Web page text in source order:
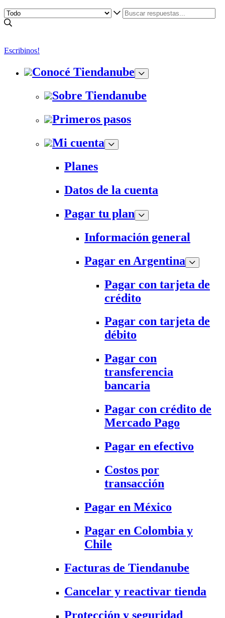
Escribinos!
Conocé Tiendanube
Sobre Tiendanube
Primeros pasos
Mi cuenta
Planes
Datos de la cuenta
Pagar tu plan
Información general
Pagar en Argentina
Pagar con tarjeta de
crédito
Pagar con tarjeta de
débito
Pagar con
transferencia
bancaria
Pagar con crédito de
Mercado Pago
Pagar en efectivo
Costos por
transacción
Pagar en México
Pagar en Colombia y
Chile
Facturas de Tiendanube
Cancelar y reactivar tienda
Protección y seguridad